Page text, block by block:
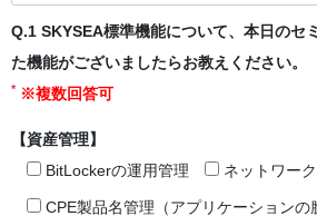
Q.1 SKYSEA標準機能について、本日のセ
た機能がございましたらお教えください。
* ※複数回答可
【資産管理】
BitLockerの運用管理
ネットワー
CPE製品名管理（アプリケーションの